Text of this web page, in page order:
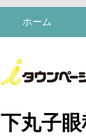
ホーム
下丸子